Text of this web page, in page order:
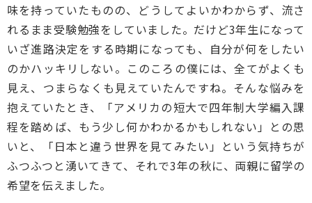
味を持っていたものの、どうしてよいかわからず、流さ
れるまま受験勉強をしていました。だけど3年生になって
いざ進路決定をする時期になっても、自分が何をしたい
のかハッキリしない。このころの僕には、全てがよくも
見え、つまらなくも見えていたんですね。そんな悩みを
抱えていたとき、「アメリカの短大で四年制大学編入課
程を踏めば、もう少し何かわかるかもしれない」との思
いと、「日本と違う世界を見てみたい」という気持ちが
ふつふつと湧いてきて、それで3年の秋に、両親に留学の
希望を伝えました。